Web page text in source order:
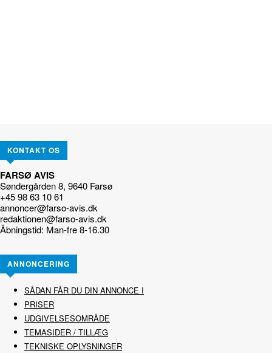
KONTAKT OS
FARSØ AVIS
Søndergården 8, 9640 Farsø
+45 98 63 10 61
annoncer@farso-avis.dk
redaktionen@farso-avis.dk
Åbningstid: Man-fre 8-16.30
ANNONCERING
SÅDAN FÅR DU DIN ANNONCE I
PRISER
UDGIVELSESOMRÅDE
TEMASIDER / TILLÆG
TEKNISKE OPLYSNINGER